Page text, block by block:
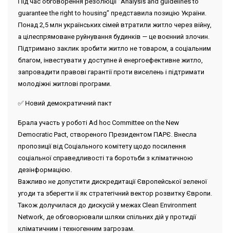
guarantee the right to housing” представила позицію України.
Понад 2,5 млн українських сімей втратили житло через війну,
а цілеспрямоване руйнування будинків — це воєнний злочин.
Підтримано заклик зробити житло не товаром, а соціальним
благом, інвестувати у доступне й енергоефективне житло,
запровадити правові гарантії проти виселень і підтримати
молодіжні житлові програми.
✅ Новий демократичний пакт
Брала участь у роботі Ad hoc Committee on the New
Democratic Pact, створеного Президентом ПАРЄ. Внесла
пропозиції від Соціального комітету щодо посилення
соціальної справедливості та боротьби з кліматичною
дезінформацією.
Важливо не допустити дискредитації Європейської зеленої
угоди та зберегти її як стратегічний вектор розвитку Європи.
Також долучилася до дискусій у межах Clean Environment
Network, де обговорювали шляхи спільних дій у протидії
кліматичним і техногенним загрозам.